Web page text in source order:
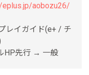
aobozu26/
レイガイド(e+ / チ
HP先行 → 一般